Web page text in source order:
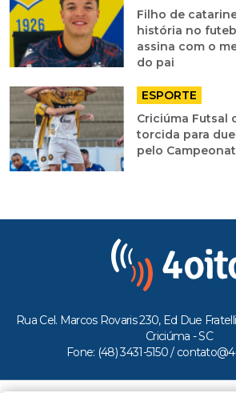
Filho de
história no
assina com o
do pai
ESPORTE
Criciúma Futsal
torcida para
pelo
Rua Cel. Marcos Rovaris 230, Ed Due
Criciúma - SC
Fone: (48) 3431-5150 /